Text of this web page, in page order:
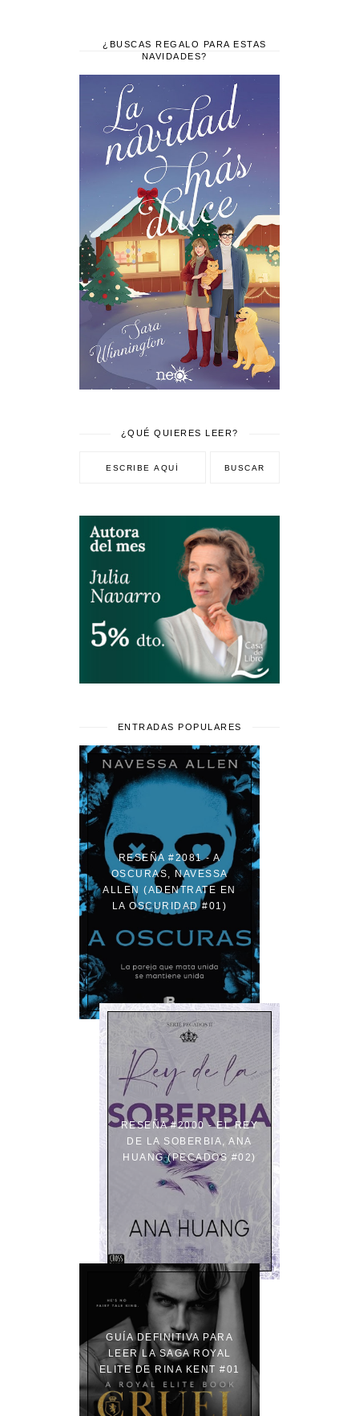
¿BUSCAS REGALO PARA ESTAS
NAVIDADES?
¿QUÉ QUIERES LEER?
ENTRADAS POPULARES
RESEÑA #2081 - A
OSCURAS, NAVESSA
ALLEN (ADENTRATE EN
LA OSCURIDAD #01)
RESEÑA #2000 - EL REY
DE LA SOBERBIA, ANA
HUANG (PECADOS #02)
GUÍA DEFINITIVA PARA
LEER LA SAGA ROYAL
ELITE DE RINA KENT #01